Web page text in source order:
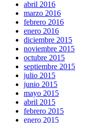
abril 2016
marzo 2016
febrero 2016
enero 2016
diciembre 2015
noviembre 2015
octubre 2015
septiembre 2015
julio 2015
junio 2015
mayo 2015
abril 2015
febrero 2015
enero 2015